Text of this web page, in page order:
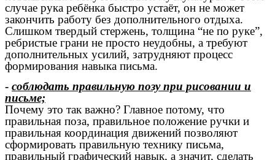
случае рука ребёнка быстро устаёт, он не может
закончить работу без дополнительного отдыха.
Слишком твердый стержень, толщина “не по руке”,
ребристые грани не просто неудобны, а требуют
дополнительных усилий, затрудняют процесс
формирования навыка письма.
- соблюдать правильную позу при рисовании и
письме;
Почему это так важно? Главное потому, что
правильная поза, правильное положение ручки и
правильная координация движений позволяют
сформировать правильную технику письма,
правильный графический навык, а значит, сделать